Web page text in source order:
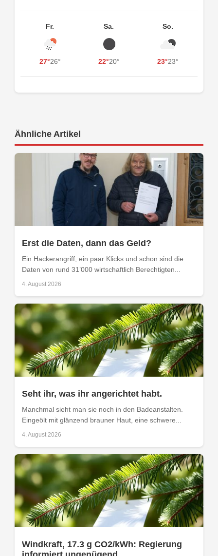
Fr.
27°26°
Sa.
22°20°
So.
23°23°
Ähnliche Artikel
Erst die Daten, dann das Geld?
Ein Hackerangriff, ein paar Klicks und schon sind die
Daten von rund 31’000 wirtschaftlich Berechtigten...
4. August 2026
Seht ihr, was ihr angerichtet habt.
Manchmal sieht man sie noch in den Badeanstalten.
Eingeölt mit glänzend brauner Haut, eine schwere...
4. August 2026
Windkraft, 17.3 g CO2/kWh: Regierung